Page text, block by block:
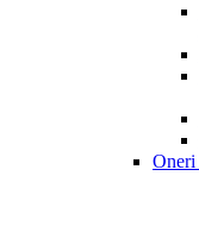
Oneri